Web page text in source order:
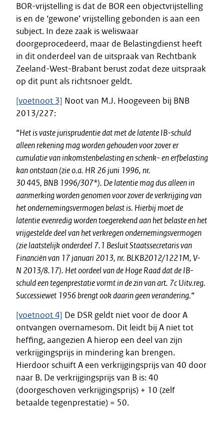
BOR-vrijstelling is dat de BOR een objectvrijstelling
is en de ‘gewone’ vrijstelling gebonden is aan een
subject. In deze zaak is weliswaar
doorgeprocedeerd, maar de Belastingdienst heeft
in dit onderdeel van de uitspraak van Rechtbank
Zeeland-West-Brabant berust zodat deze uitspraak
op dit punt als richtsnoer geldt.
[voetnoot 3] Noot van M.J. Hoogeveen bij BNB
2013/227:
“Het is vaste jurisprudentie dat met de latente IB-schuld
alleen rekening mag worden gehouden voor zover er
cumulatie van inkomstenbelasting en schenk- en erfbelasting
kan ontstaan (zie o.a. HR 26 juni 1996, nr.
30 445, BNB 1996/307*). De latentie mag dus alleen in
aanmerking worden genomen voor zover de verkrijging van
het ondernemingsvermogen belast is. Hierbij moet de
latentie evenredig worden toegerekend aan het belaste en het
vrijgestelde deel van het verkregen ondernemingsvermogen
(zie laatstelijk onderdeel 7.1 Besluit Staatssecretaris van
Financiën van 17 januari 2013, nr. BLKB2012/1221M, V-
N 2013/8.17). Het oordeel van de Hoge Raad dat de IB-
schuld een tegenprestatie vormt in de zin van art. 7c Uitv.reg.
Successiewet 1956 brengt ook daarin geen verandering.“
[voetnoot 4] De DSR geldt niet voor de door A
ontvangen overnamesom. Dit leidt bij A niet tot
heffing, aangezien A hierop een deel van zijn
verkrijgingsprijs in mindering kan brengen.
Hierdoor schuift A een verkrijgingsprijs van 40 door
naar B. De verkrijgingsprijs van B is: 40
(doorgeschoven verkrijgingsprijs) + 10 (zelf
betaalde tegenprestatie) = 50.